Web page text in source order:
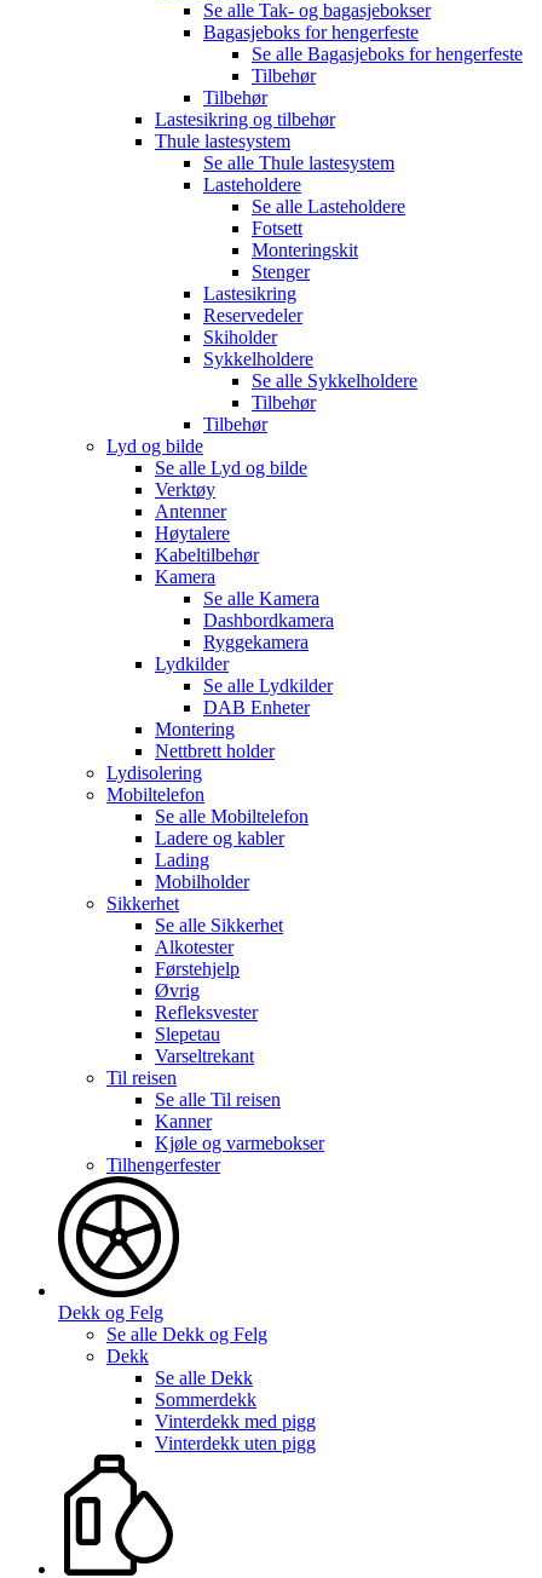
Se alle Tak- og bagasjebokser
Bagasjeboks for hengerfeste
Se alle Bagasjeboks for hengerfeste
Tilbehør
Tilbehør
Lastesikring og tilbehør
Thule lastesystem
Se alle Thule lastesystem
Lasteholdere
Se alle Lasteholdere
Fotsett
Monteringskit
Stenger
Lastesikring
Reservedeler
Skiholder
Sykkelholdere
Se alle Sykkelholdere
Tilbehør
Tilbehør
Lyd og bilde
Se alle Lyd og bilde
Verktøy
Antenner
Høytalere
Kabeltilbehør
Kamera
Se alle Kamera
Dashbordkamera
Ryggekamera
Lydkilder
Se alle Lydkilder
DAB Enheter
Montering
Nettbrett holder
Lydisolering
Mobiltelefon
Se alle Mobiltelefon
Ladere og kabler
Lading
Mobilholder
Sikkerhet
Se alle Sikkerhet
Alkotester
Førstehjelp
Øvrig
Refleksvester
Slepetau
Varseltrekant
Til reisen
Se alle Til reisen
Kanner
Kjøle og varmebokser
Tilhengerfester
Dekk og Felg
Se alle Dekk og Felg
Dekk
Se alle Dekk
Sommerdekk
Vinterdekk med pigg
Vinterdekk uten pigg